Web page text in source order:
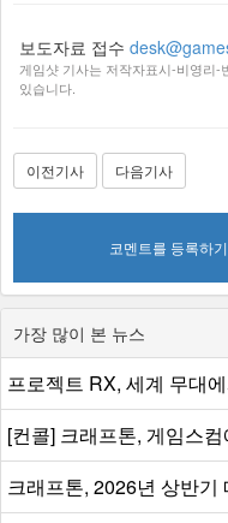
보도자료 접수
게임샷 기사는 저작자표시-비영리-
있습니다.
이전기사 다음기사
코멘트를 등록하
가장 많이 본 뉴스
프로젝트 RX, 세계 무대
[컨콜] 크래프톤, 게임스
크래프톤, 2026년 상반기